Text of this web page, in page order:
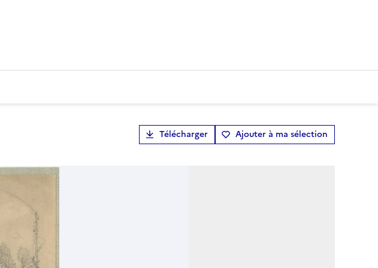
Télécharger Ajouter à ma sélection